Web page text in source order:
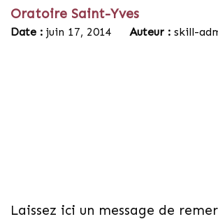
Oratoire Saint-Yves
Date : juin 17, 2014 Auteur : skill-
Laissez ici un message de